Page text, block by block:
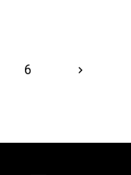
6 keyboard_arrow_rightSuivant